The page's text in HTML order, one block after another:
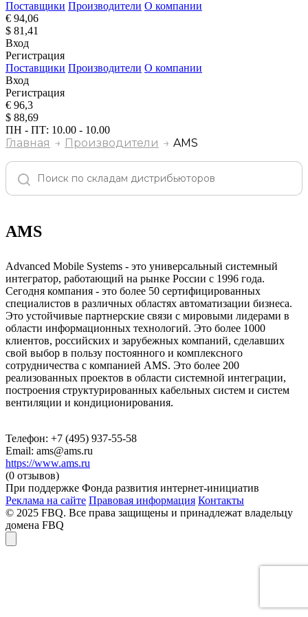
Поставщики Производители О компании
€ 94,06
$ 81,41
Вход
Регистрация
Поставщики Производители О компании
Вход
Регистрация
€ 96,3
$ 88,69
ПН - ПТ: 10.00 - 10.00
Главная Производители AMS
AMS
Advanced Mobile Systems - это универсальный системный
интегратор, работающий на рынке России c 1996 года.
Сегодня компания - это более 50 сертифицированных
специалистов в различных областях автоматизации бизнеса.
Это устойчивые партнерские связи с мировыми лидерами в
области информационных технологий. Это более 1000
клиентов, российских и зарубежных компаний, сделавших
свой выбор в пользу постоянного и комплексного
сотрудничества с компанией AMS. Это более 200
реализованных проектов в области системной интеграции,
построения структурированных кабельных систем и систем
вентиляции и кондиционирования.
Телефон: +7 (495) 937-55-58
Email: ams@ams.ru
https://www.ams.ru
(0 отзывов)
При поддержке Фонда развития интернет-инициатив
Реклама на сайте Правовая информация Контакты
© 2025 FBQ. Все права защищены и принадлежат владельцу
домена FBQ